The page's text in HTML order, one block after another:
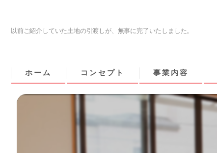
以前ご紹介していた土地の引渡しが、無事に完了いたしました。
ホーム コンセプト 事業内容